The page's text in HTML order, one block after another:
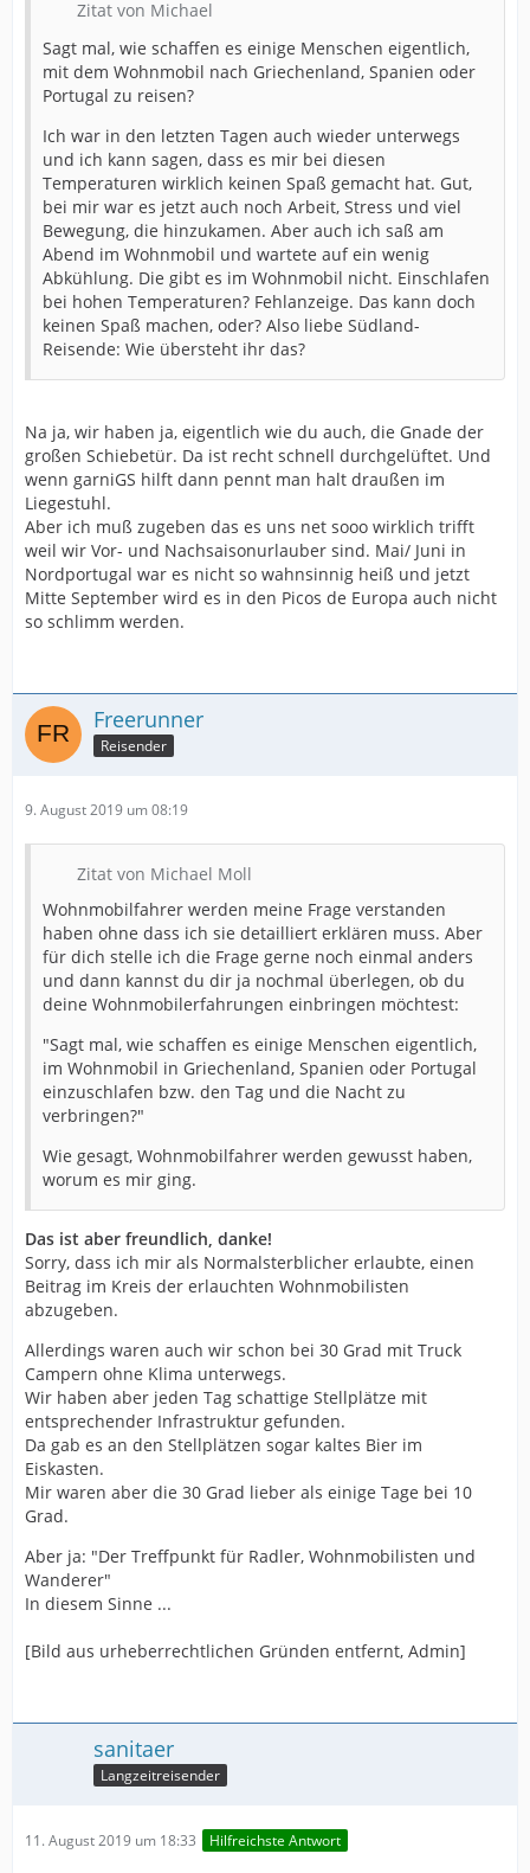
Zitat von Michael
Sagt mal, wie schaffen es einige Menschen eigentlich,
mit dem Wohnmobil nach Griechenland, Spanien oder
Portugal zu reisen?
Ich war in den letzten Tagen auch wieder unterwegs
und ich kann sagen, dass es mir bei diesen
Temperaturen wirklich keinen Spaß gemacht hat. Gut,
bei mir war es jetzt auch noch Arbeit, Stress und viel
Bewegung, die hinzukamen. Aber auch ich saß am
Abend im Wohnmobil und wartete auf ein wenig
Abkühlung. Die gibt es im Wohnmobil nicht. Einschlafen
bei hohen Temperaturen? Fehlanzeige. Das kann doch
keinen Spaß machen, oder? Also liebe Südland-
Reisende: Wie übersteht ihr das?
Na ja, wir haben ja, eigentlich wie du auch, die Gnade der
großen Schiebetür. Da ist recht schnell durchgelüftet. Und
wenn garniGS hilft dann pennt man halt draußen im
Liegestuhl.
Aber ich muß zugeben das es uns net sooo wirklich trifft
weil wir Vor- und Nachsaisonurlauber sind. Mai/ Juni in
Nordportugal war es nicht so wahnsinnig heiß und jetzt
Mitte September wird es in den Picos de Europa auch nicht
so schlimm werden.
Freerunner
Reisender
9. August 2019 um 08:19
Zitat von Michael Moll
Wohnmobilfahrer werden meine Frage verstanden
haben ohne dass ich sie detailliert erklären muss. Aber
für dich stelle ich die Frage gerne noch einmal anders
und dann kannst du dir ja nochmal überlegen, ob du
deine Wohnmobilerfahrungen einbringen möchtest:
"Sagt mal, wie schaffen es einige Menschen eigentlich,
im Wohnmobil in Griechenland, Spanien oder Portugal
einzuschlafen bzw. den Tag und die Nacht zu
verbringen?"
Wie gesagt, Wohnmobilfahrer werden gewusst haben,
worum es mir ging.
Das ist aber freundlich, danke!
Sorry, dass ich mir als Normalsterblicher erlaubte, einen
Beitrag im Kreis der erlauchten Wohnmobilisten
abzugeben.
Allerdings waren auch wir schon bei 30 Grad mit Truck
Campern ohne Klima unterwegs.
Wir haben aber jeden Tag schattige Stellplätze mit
entsprechender Infrastruktur gefunden.
Da gab es an den Stellplätzen sogar kaltes Bier im
Eiskasten.
Mir waren aber die 30 Grad lieber als einige Tage bei 10
Grad.
Aber ja: "Der Treffpunkt für Radler, Wohnmobilisten und
Wanderer"
In diesem Sinne ...
[Bild aus urheberrechtlichen Gründen entfernt, Admin]
sanitaer
Langzeitreisender
11. August 2019 um 18:33 Hilfreichste Antwort